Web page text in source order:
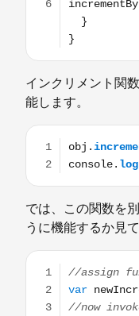
インクリメント関
能します。
obj.increment(2);
では、この関数を
うに機能するか見
//assign function